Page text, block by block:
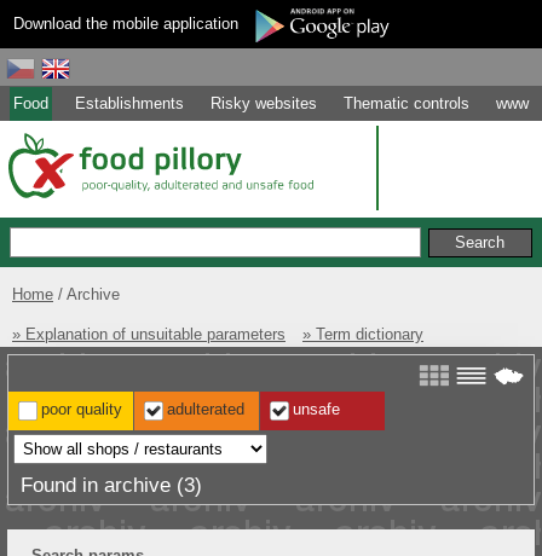
Download the mobile application
Food Establishments Risky websites Thematic controls www
Home Archive
» Explanation of unsuitable parameters » Term dictionary
poor quality adulterated unsafe
Found in archive (3)